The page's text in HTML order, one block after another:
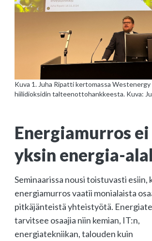
Kuva 1. Juha Ripatti kertomassa Westenergy
hiilidioksidin talteenottohankkeesta. Kuva:
Energiamurros
yksin energia-
Seminaarissa nousi toistuvasti esiin,
energiamurros vaatii monialaista
pitkäjänteistä yhteistyötä.
tarvitsee osaajia niin kemian, IT:n,
energiatekniikan, talouden kuin